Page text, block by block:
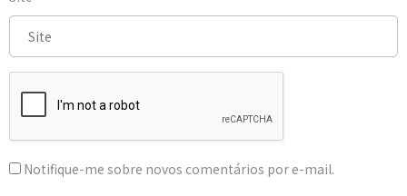
Notifique-me sobre novos comentários por e-mail.